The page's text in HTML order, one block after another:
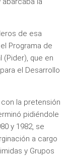
de esa
Programa de
(Pider), que en
el Desarrollo
la pretensión
pidiéndole
y 1982, se
a cargo
y Grupos